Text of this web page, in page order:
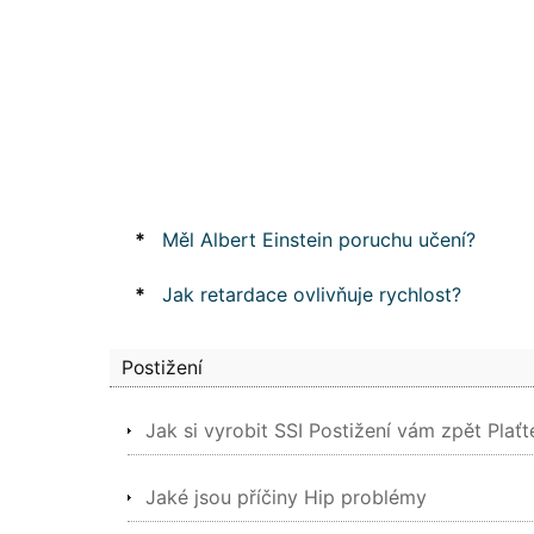
* Měl Albert Einstein poruchu učení?
* Jak retardace ovlivňuje rychlost?
Postižení
Jak si vyrobit SSI Postižení vám zpět
Jaké jsou příčiny Hip problémy